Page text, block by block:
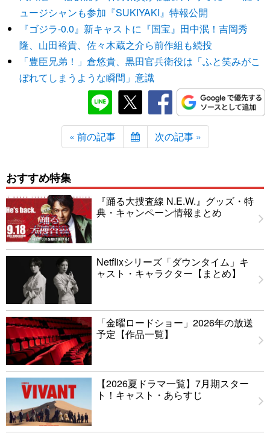
ュージシャンも参加『SUKIYAKI』特報公開
『ゴジラ-0.0』新キャストに『国宝』田中泯！吉岡秀
隆、山田裕貴、佐々木蔵之介ら前作組も続投
「豊臣兄弟！」倉悠貴、黒田官兵衛役は「ふと笑みがこ
ぼれてしまうような瞬間」意識
« 前の記事 次の記事 »
おすすめ特集
『踊る大捜査線 N.E.W.』グッズ・特
典・キャンペーン情報まとめ
Netflixシリーズ「ダウンタイム」キ
ャスト・キャラクター【まとめ】
「金曜ロードショー」2026年の放送
予定【作品一覧】
【2026夏ドラマ一覧】7月期スター
ト！キャスト・あらすじ